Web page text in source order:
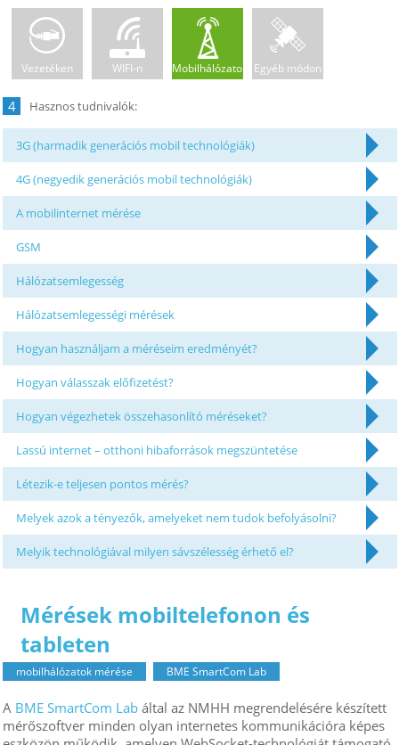
Vezetéken WIFI-n Mobilhálózaton Egyéb módon
4
3G (harmadik generációs mobil technológiák)
4G (negyedik generációs mobil technológiák)
A mobilinternet mérése
GSM
Hálózatsemlegesség
Hálózatsemlegességi mérések
Hogyan használjam a méréseim eredményét?
Hogyan válasszak előfizetést?
Hogyan végezhetek összehasonlító méréseket?
Lassú internet – otthoni hibaforrások megszüntetése
Létezik-e teljesen pontos mérés?
Melyek azok a tényezők, amelyeket nem tudok befolyásolni?
Melyik technológiával milyen sávszélesség érhető el?
Mérések mobiltelefonon és
tableten
mobilhálózatok mérése BME SmartCom Lab
A BME SmartCom Lab által az NMHH megrendelésére készített
mérőszoftver minden olyan internetes kommunikációra képes